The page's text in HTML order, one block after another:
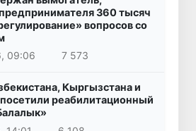
360 тысяч
вопросов со
09:06
7 573
Кыргызстана и
реабилитационный